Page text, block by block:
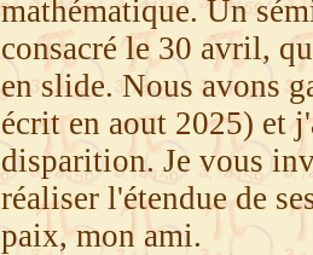
mathématique. Un
consacré le 30 avril,
en slide. Nous avons
écrit en aout 2025) et
disparition. Je vous
réaliser l'étendue de
paix, mon ami.